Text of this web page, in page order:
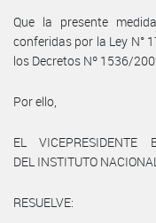
Que la presente
conferidas por la Ley N°
los Decretos Nº 1536/
Por ello,
EL
DEL INSTITUTO
RESUELVE: